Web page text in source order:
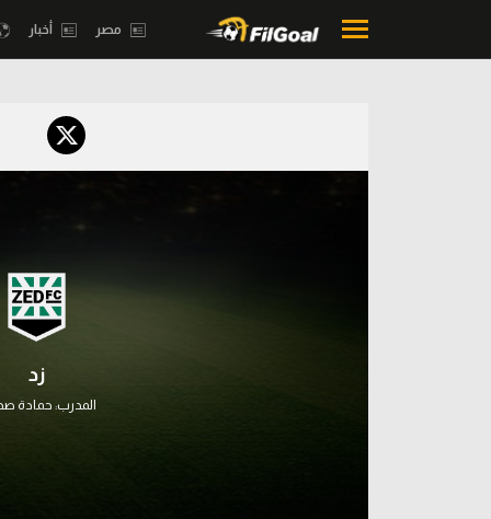
الرئيسية
بطولات
أمريكا 2026
الدوري
الدوري
الدوري
الدوري
مصر أخبار
زد
المدرب: حمادة